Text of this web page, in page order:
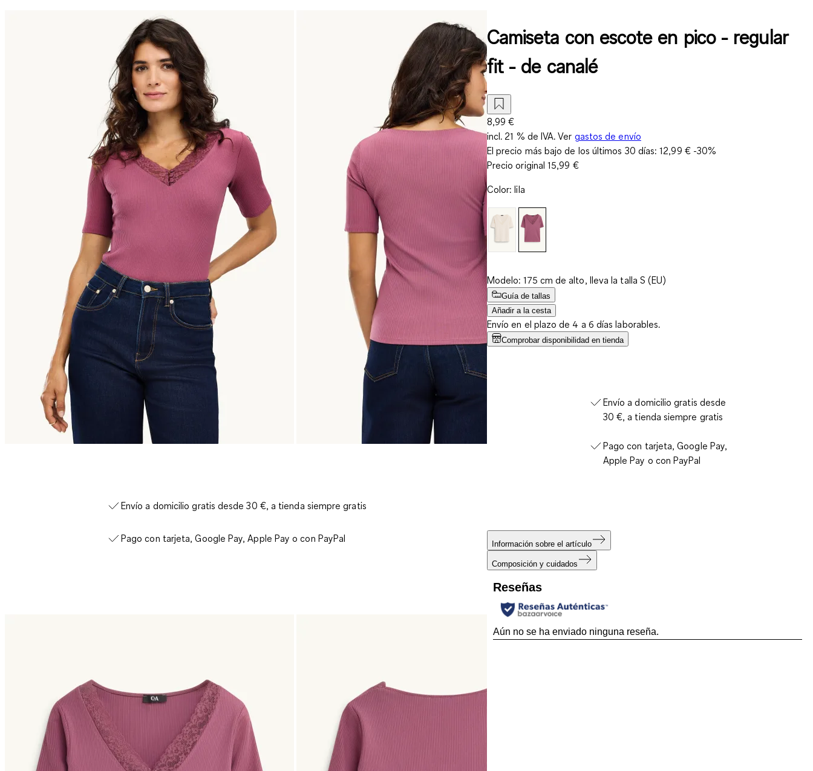
Envío a domicilio gratis desde 30 €, a tienda siempre gratis
Pago con tarjeta, Google Pay, Apple Pay o con PayPal
Camiseta con escote en pico - regular
fit - de canalé
8,99 €
incl. 21 % de IVA. Ver gastos de envío
El precio más bajo de los últimos 30 días:12,99 €-30%
Precio original15,99 €
Color: lila
Modelo: 175 cm de alto, lleva la talla S (EU)
Guía de tallas
Añadir a la cesta
Envío en el plazo de 4 a 6 días laborables.
Comprobar disponibilidad en tienda
Envío a domicilio gratis desde
30 €, a tienda siempre gratis
Pago con tarjeta, Google Pay,
Apple Pay o con PayPal
Información sobre el artículo
Composición y cuidados
Reseñas
Aún no se ha enviado ninguna reseña.